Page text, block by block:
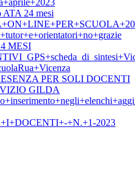
ATA 24 mesi
MESI
PER SOLI DOCENTI
GILDA
+N.+1-2023